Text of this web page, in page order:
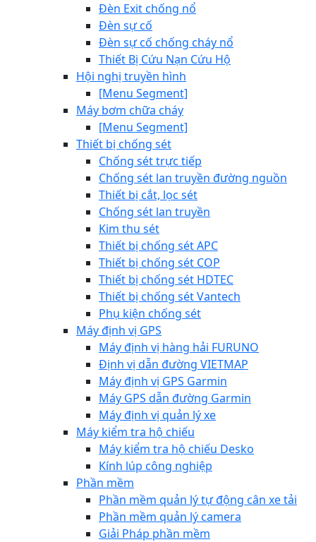
Đèn Exit chống nổ
Đèn sự cố
Đèn sự cố chống cháy nổ
Thiết Bị Cứu Nạn Cứu Hộ
Hội nghị truyền hình
[Menu Segment]
Máy bơm chữa cháy
[Menu Segment]
Thiết bị chống sét
Chống sét trực tiếp
Chống sét lan truyền đường nguồn
Thiết bị cắt, lọc sét
Chống sét lan truyền
Kim thu sét
Thiết bị chống sét APC
Thiết bị chống sét COP
Thiết bị chống sét HDTEC
Thiết bị chống sét Vantech
Phụ kiện chống sét
Máy định vị GPS
Máy định vị hàng hải FURUNO
Định vị dẫn đường VIETMAP
Máy định vị GPS Garmin
Máy GPS dẫn đường Garmin
Máy định vị quản lý xe
Máy kiểm tra hộ chiếu
Máy kiểm tra hộ chiếu Desko
Kính lúp công nghiệp
Phần mềm
Phần mềm quản lý tự động cân xe tải
Phần mềm quản lý camera
Giải Pháp phần mềm